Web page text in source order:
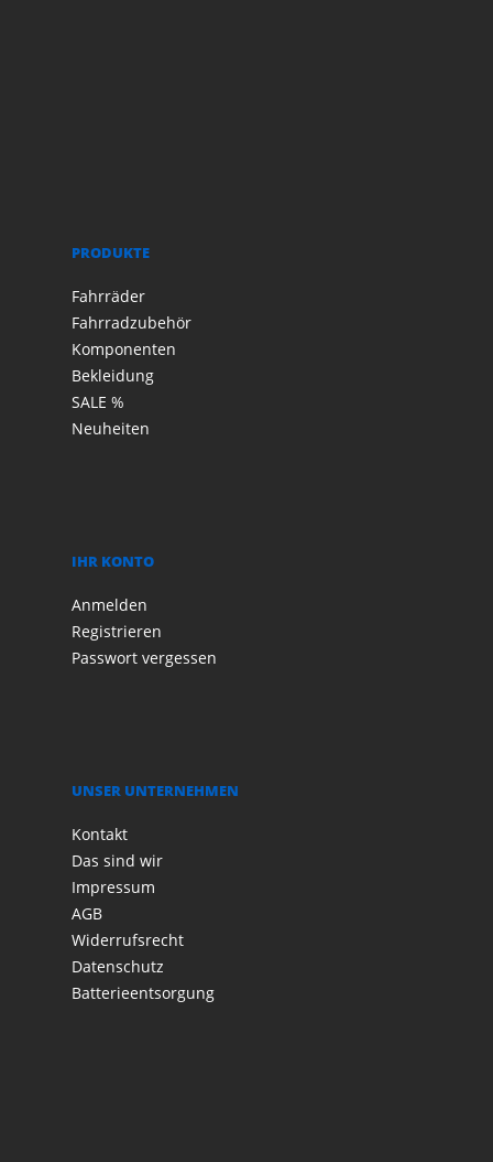
PRODUKTE
Fahrräder
Fahrradzubehör
Komponenten
Bekleidung
SALE %
Neuheiten
IHR KONTO
Anmelden
Registrieren
Passwort vergessen
UNSER UNTERNEHMEN
Kontakt
Das sind wir
Impressum
AGB
Widerrufsrecht
Datenschutz
Batterieentsorgung